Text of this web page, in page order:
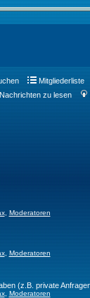
Mitgliederliste
zu lesen
, Moderatoren
, Moderatoren
(z.B. private
, Moderatoren